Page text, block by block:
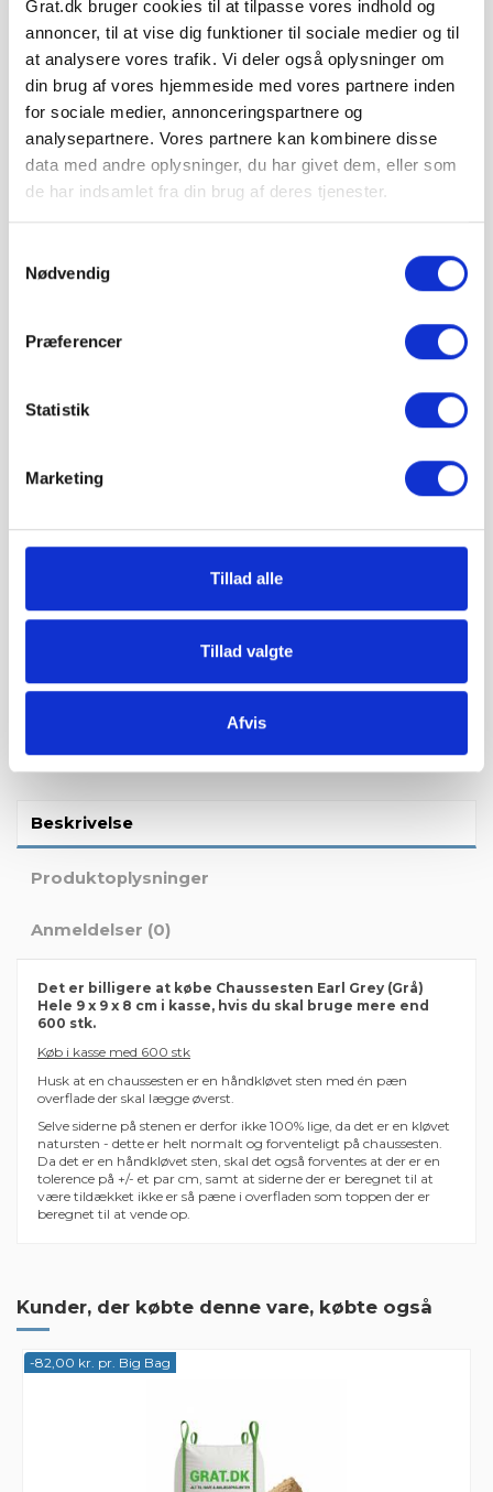
Grat.dk bruger cookies til at tilpasse vores indhold og
annoncer, til at vise dig funktioner til sociale medier og til
at analysere vores trafik. Vi deler også oplysninger om
din brug af vores hjemmeside med vores partnere inden
for sociale medier, annonceringspartnere og
analysepartnere. Vores partnere kan kombinere disse
data med andre oplysninger, du har givet dem, eller som
de har indsamlet fra din brug af deres tjenester.
Nødvendig
Præferencer
Statistik
Marketing
Tillad alle
Tillad valgte
Afvis
Hos Grat får du:
Konkurrencedygtige priser
1-5 hverdages leveringstid. Levering med
lille prøve hvor du kan se farven og struktur på produktet.
Beskrivelse
Produktoplysninger
Anmeldelser (0)
Det er billigere at købe Chaussesten Earl Grey (Grå)
Hele 9 x 9 x 8 cm i kasse, hvis du skal bruge mere end
600 stk.
Køb i kasse med 600 stk
Husk at en chaussesten er en håndkløvet sten med én pæn
overflade der skal lægge øverst.
Selve siderne på stenen er derfor ikke 100% lige, da det er en kløvet
natursten - dette er helt normalt og forventeligt på chaussesten.
Da det er en håndkløvet sten, skal det også forventes at der er en
tolerence på +/- et par cm, samt at siderne der er beregnet til at
være tildækket ikke er så pæne i overfladen som toppen der er
beregnet til at vende op.
Kunder, der købte denne vare, købte også
-82,00 kr. pr. Big Bag